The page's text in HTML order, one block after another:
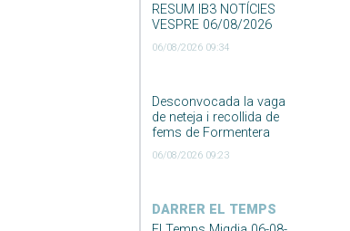
RESUM IB3 NOTÍCIES
VESPRE 06/08/2026
06/08/2026 09:34
Desconvocada la vaga
de neteja i recollida de
fems de Formentera
06/08/2026 09:23
DARRER EL TEMPS